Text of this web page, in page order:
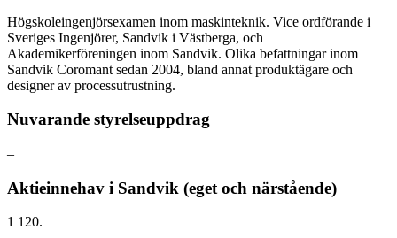
Högskoleingenjörsexamen inom maskinteknik. Vice ordförande i
Sveriges Ingenjörer, Sandvik i Västberga, och
Akademikerföreningen inom Sandvik. Olika befattningar inom
Sandvik Coromant sedan 2004, bland annat produktägare och
designer av processutrustning.
Nuvarande styrelseuppdrag
–
Aktieinnehav i Sandvik (eget och närstående)
1 120.